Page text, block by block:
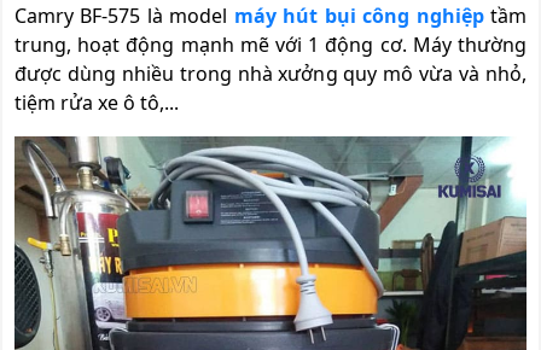
Camry BF-575 là model máy hút bụi công nghiệptầm
trung, hoạt động mạnh mẽ với 1 động cơ. Máy thường
được dùng nhiều trong nhà xưởng quy mô vừa và nhỏ,
tiệm rửa xe ô tô,...